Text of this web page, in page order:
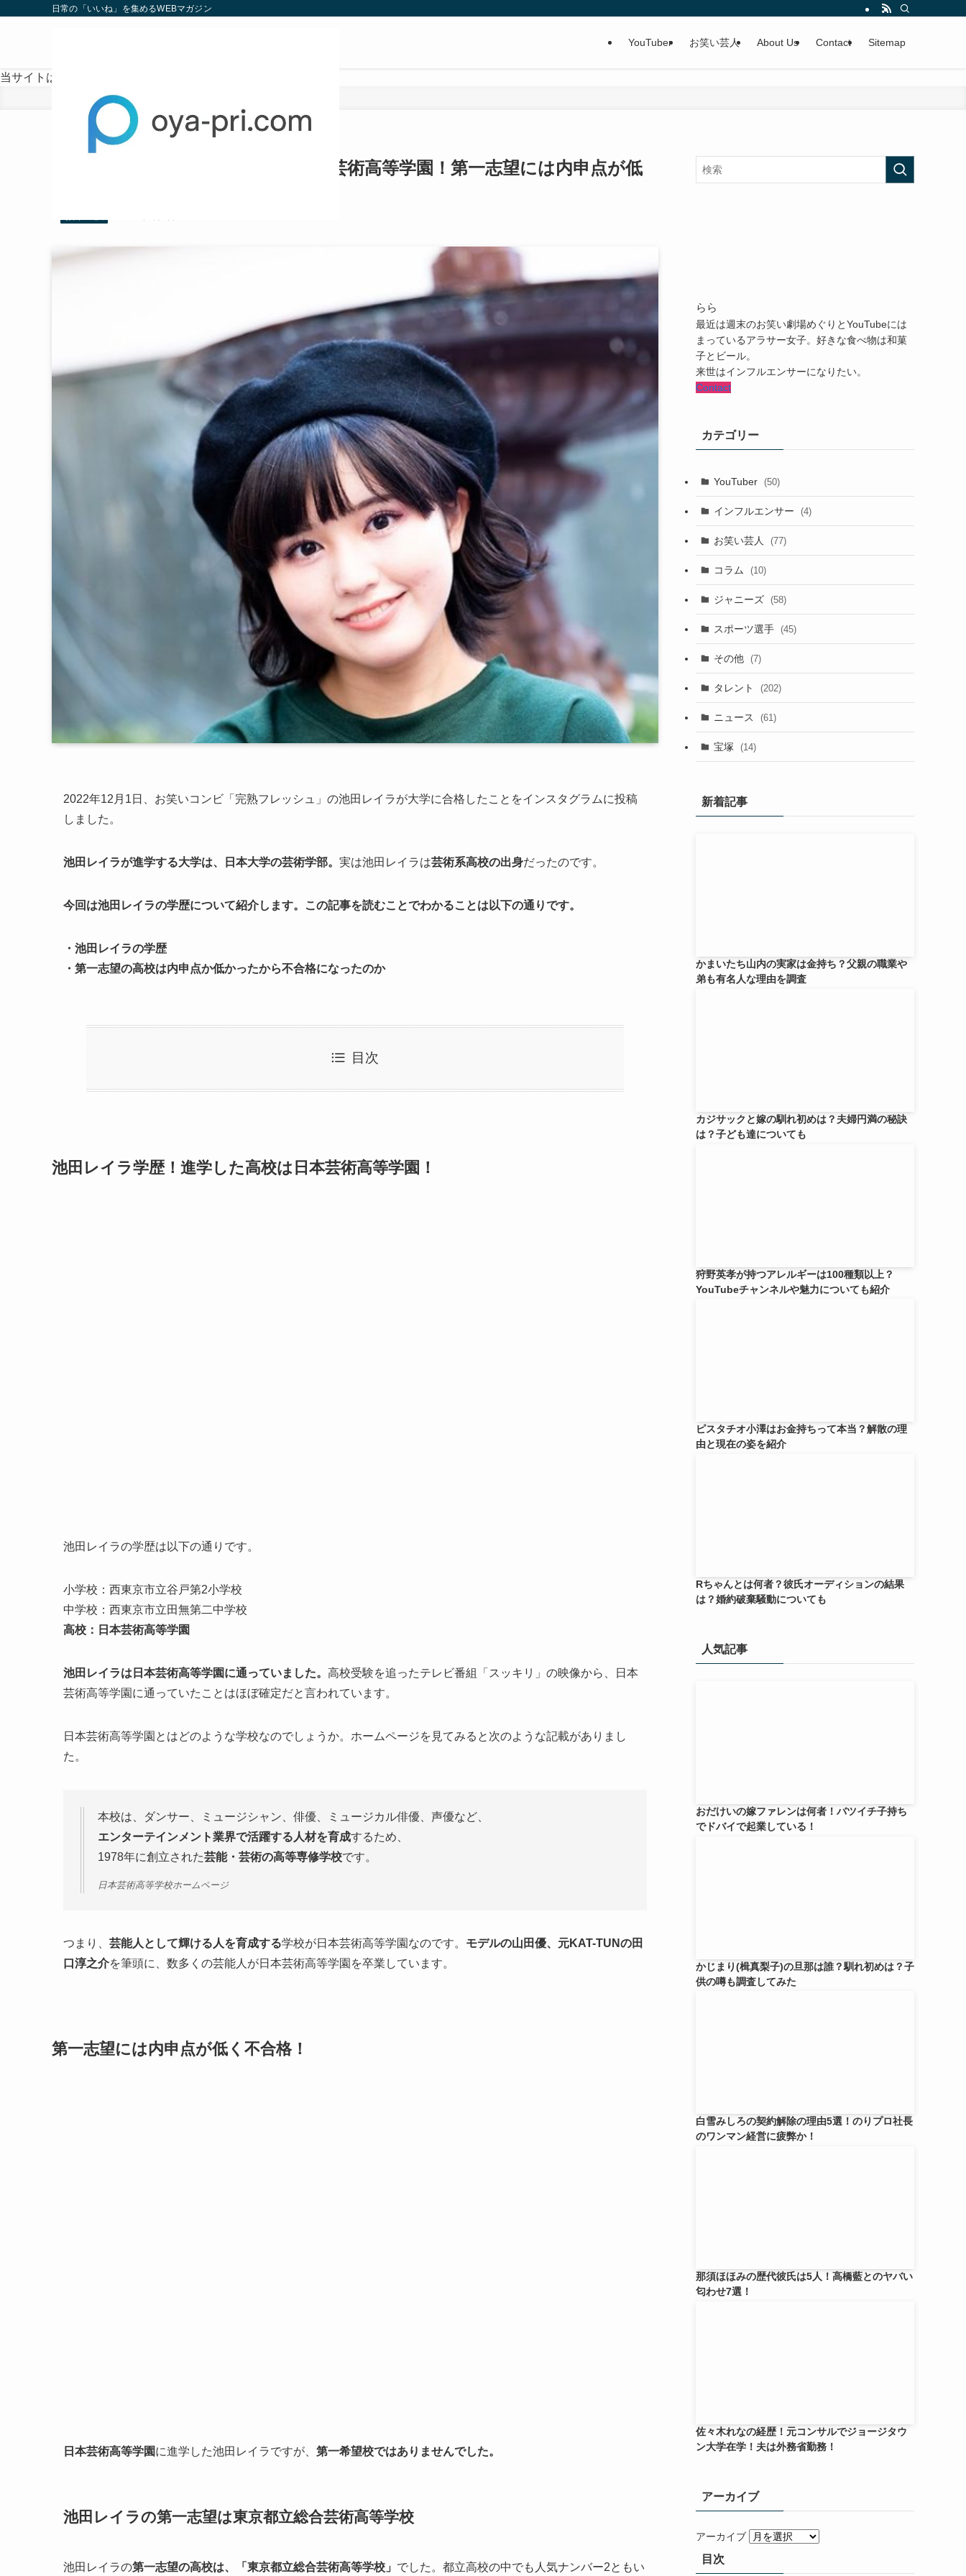
日常の「いいね」を集めるWEBマガジン
YouTuber お笑い芸人 About Us Contact Sitemap
当サイトは、海外在住者に向けて発信しています。
お笑い芸人
池田レイラ学歴！高校は日本芸術高等学園！第一志望には内申点が低
2022年12月1日、お笑いコンビ「完熟フレッシュ」の池田レイラが大学に合格したことをインスタグラムに投稿
しました。
池田レイラが進学する大学は、日本大学の芸術学部。 実は池田レイラは芸術系高校の出身だったのです。
今回は池田レイラの学歴について紹介します。この記事を読むことでわかることは以下の通りです。
・池田レイラの学歴
・第一志望の高校は内申点か低かったから不合格になったのか
目次
池田レイラ学歴！進学した高校は日本芸術高等学園！
池田レイラの学歴は以下の通りです。
小学校：西東京市立谷戸第2小学校
中学校：西東京市立田無第二中学校
高校：日本芸術高等学園
池田レイラは日本芸術高等学園に通っていました。 高校受験を追ったテレビ番組「スッキリ」の映像から、日本
芸術高等学園に通っていたことはほぼ確定だと言われています。
日本芸術高等学園とはどのような学校なのでしょうか。ホームページを見てみると次のような記載がありまし
た。
本校は、ダンサー、ミュージシャン、俳優、ミュージカル俳優、声優など、
エンターテインメント業界で活躍する人材を育成するため、
1978年に創立された芸能・芸術の高等専修学校です。
日本芸術高等学校ホームページ
つまり、 芸能人として輝ける人を育成する学校が日本芸術高等学園なのです。 モデルの山田優、元KAT-TUNの田
口淳之介を筆頭に、数多くの芸能人が日本芸術高等学園を卒業しています。
第一志望には内申点が低く不合格！
日本芸術高等学園に進学した池田レイラですが、 第一希望校ではありませんでした。
池田レイラの第一志望は東京都立総合芸術高等学校
池田レイラの第一志望の高校は、「東京都立総合芸術高等学校」 でした。都立高校の中でも人気ナンバー2ともい
らら
最近は週末のお笑い劇場めぐりとYouTubeには
まっているアラサー女子。好きな食べ物は和菓
子とビール。
来世はインフルエンサーになりたい。
Contact
カテゴリー
YouTuber (50)
インフルエンサー (4)
お笑い芸人 (77)
コラム (10)
ジャニーズ (58)
スポーツ選手 (45)
その他 (7)
タレント (202)
ニュース (61)
宝塚 (14)
新着記事
かまいたち山内の実家は金持ち？父親の職業や
弟も有名人な理由を調査
カジサックと嫁の馴れ初めは？夫婦円満の秘訣
は？子ども達についても
狩野英孝が持つアレルギーは100種類以上？
YouTubeチャンネルや魅力についても紹介
ピスタチオ小澤はお金持ちって本当？解散の理
由と現在の姿を紹介
Rちゃんとは何者？彼氏オーディションの結果
は？婚約破棄騒動についても
人気記事
おだけいの嫁ファレンは何者！バツイチ子持ち
でドバイで起業している！
かじまり(楫真梨子)の旦那は誰？馴れ初めは？子
供の噂も調査してみた
白雪みしろの契約解除の理由5選！のりプロ社長
のワンマン経営に疲弊か！
那須ほほみの歴代彼氏は5人！高橋藍とのヤバい
匂わせ7選！
佐々木れなの経歴！元コンサルでジョージタウ
ン大学在学！夫は外務省勤務！
アーカイブ
アーカイブ
目次